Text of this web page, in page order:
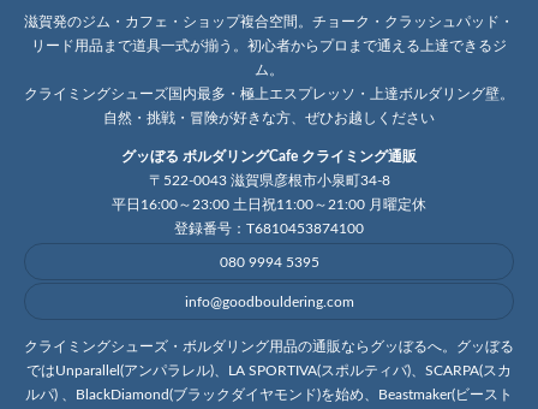
滋賀発のジム・カフェ・ショップ複合空間。チョーク・クラッシュパッド・
リード用品まで道具一式が揃う。初心者からプロまで通える上達できるジ
ム。
クライミングシューズ国内最多・極上エスプレッソ・上達ボルダリング壁。
自然・挑戦・冒険が好きな方、ぜひお越しください
グッぼる ボルダリングCafe クライミング通販
〒522-0043 滋賀県彦根市小泉町34-8
平日16:00～23:00 土日祝11:00～21:00 月曜定休
登録番号：T6810453874100
080 9994 5395
info@goodbouldering.com
クライミングシューズ・ボルダリング用品の通販ならグッぼるへ。グッぼる
ではUnparallel(アンパラレル)、LA SPORTIVA(スポルティバ)、SCARPA(スカ
ルパ) 、BlackDiamond(ブラックダイヤモンド)を始め、Beastmaker(ビースト